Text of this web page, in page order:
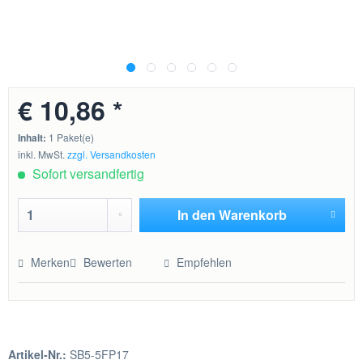
€ 10,86 *
Inhalt: 1 Paket(e)
inkl. MwSt.zzgl. Versandkosten
Sofort versandfertig
In den Warenkorb
Merken Bewerten Empfehlen
Artikel-Nr.: SB5-5FP17